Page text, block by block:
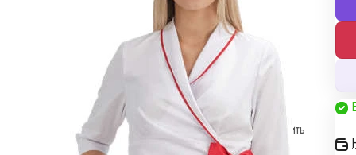
Грамотная поддержкаНаши специалисты -
Мы производитель А это значит можем предложить
низкие цены и изготовление по индивидуальным